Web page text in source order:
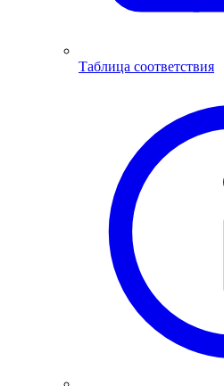
Таблица соответствия